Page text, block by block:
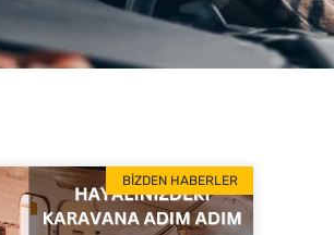
BIZDEN HABERLER